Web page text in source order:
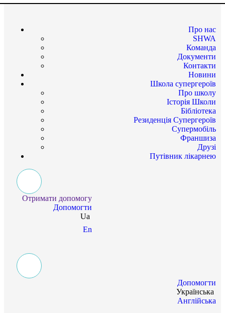
Про нас
SHWA
Команда
Документи
Контакти
Новини
Школа супергероїв
Про школу
Історія Школи
Бібліотека
Резиденція Супергероїв
Супермобіль
Франшиза
Друзі
Путівник лікарнею
Отримати допомогу
Допомогти
Ua
En
Допомогти
Українська
Англійська